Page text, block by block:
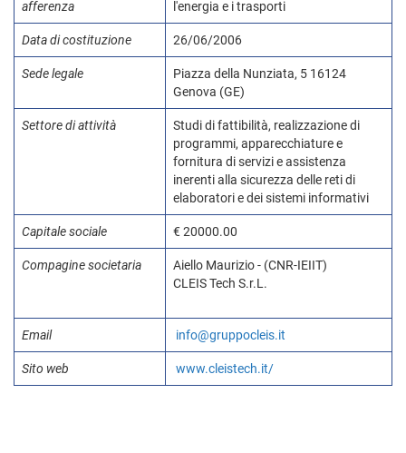
afferenza
l'energia e i trasporti
Data di costituzione 26/06/2006
Sede legale
Piazza della Nunziata, 5 16124
Genova (GE)
Settore di attività
Studi di fattibilità, realizzazione di
programmi, apparecchiature e
fornitura di servizi e assistenza
inerenti alla sicurezza delle reti di
elaboratori e dei sistemi informativi
Capitale sociale € 20000.00
Compagine societaria
Aiello Maurizio - (CNR-IEIIT)
CLEIS Tech S.r.L.
Email info@gruppocleis.it
Sito web www.cleistech.it/